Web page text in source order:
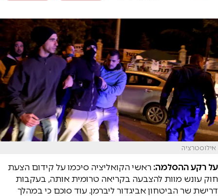
אילוסטרציה
על רקע ההסלמה: ראשי הקואליציה סיכמו על קידום הצעת
חוק עונש מוות להצבעה בקריאה טרומית אותה, בעקבות
דרישת שר הביטחון אביגדור ליברמן. עוד סוכם כי במהלך